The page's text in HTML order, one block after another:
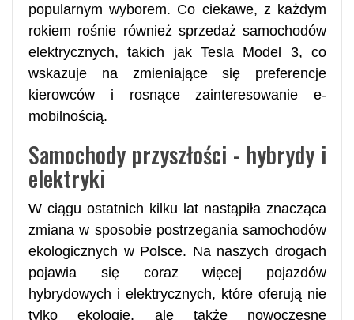
popularnym wyborem. Co ciekawe, z każdym
rokiem rośnie również sprzedaż samochodów
elektrycznych, takich jak Tesla Model 3, co
wskazuje na zmieniające się preferencje
kierowców i rosnące zainteresowanie e-
mobilnością.
Samochody przyszłości - hybrydy i
elektryki
W ciągu ostatnich kilku lat nastąpiła znacząca
zmiana w sposobie postrzegania samochodów
ekologicznych w Polsce. Na naszych drogach
pojawia się coraz więcej pojazdów
hybrydowych i elektrycznych, które oferują nie
tylko ekologię, ale także nowoczesne